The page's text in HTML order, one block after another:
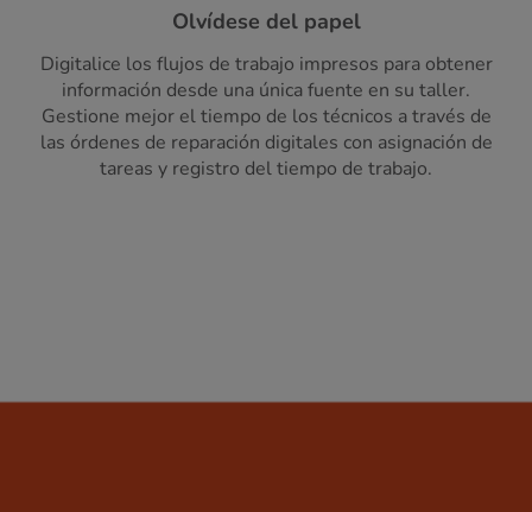
Olvídese del papel
Digitalice los flujos de trabajo impresos para obtener
información desde una única fuente en su taller.
Gestione mejor el tiempo de los técnicos a través de
las órdenes de reparación digitales con asignación de
tareas y registro del tiempo de trabajo.